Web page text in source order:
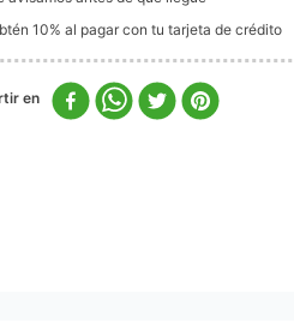
10% al pagar con tu tarjeta de crédito